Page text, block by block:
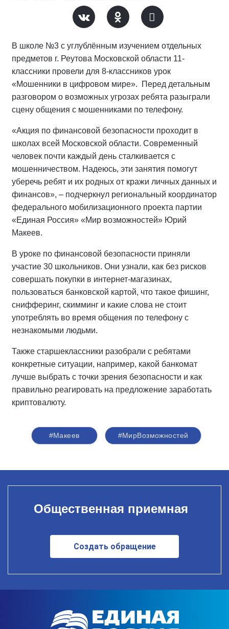
В школе №3 с углублённым изучением отдельных
предметов г. Реутова Московской области 11-
классники провели для 8-классников урок
«Мошенники в цифровом мире».
Перед детальным
разговором о возможных угрозах ребята разыграли
сцену общения с мошенниками по телефону.
«Акция по финансовой безопасности проходит в
школах всей Московской области. Современный
человек почти каждый день сталкивается с
мошенничеством. Надеюсь, эти занятия помогут
уберечь ребят и их родных от кражи личных данных и
финансов», – подчеркнул региональный координатор
федерального мобилизационного проекта партии
«Единая Россия» «Мир возможностей» Юрий
Макеев.
В уроке по финансовой безопасности приняли
участие 30 школьников. Они узнали, как без рисков
совершать покупки в интернет-магазинах,
пользоваться банковской картой, что такое фишинг,
снифферинг, скимминг и какие слова не стоит
употреблять во время общения по телефону с
незнакомыми людьми.
Также старшеклассники разобрали с ребятами
конкретные ситуации, например, какой банкомат
лучше выбрать с точки зрения безопасности и как
правильно реагировать на предложение заработать
криптовалюту.
#Макеев #МирВозможностей
Общественная приемная
Создать обращение